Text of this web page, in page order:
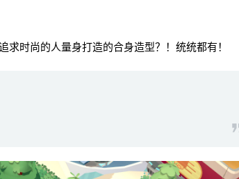
时尚的人量身打造的合身造型？！统统都有！